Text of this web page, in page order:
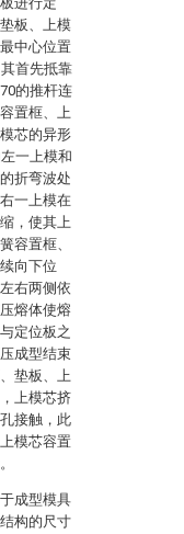
板、上模
中心位置
首先抵靠
的推杆连
置框、上
芯的异形
一上模和
折弯波处
一上模在
，使其上
容置框、
向下位
右两侧依
熔体使熔
定位板之
成型结束
垫板、上
上模芯挤
接触，此
模芯容置
成型模具
构的尺寸